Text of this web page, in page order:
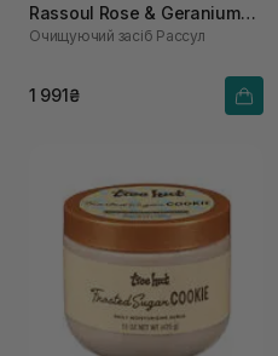
Rassoul Rose & Geranium
300 мл
Очищуючий засіб Рассул
1 991₴